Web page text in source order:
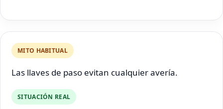
MITO HABITUAL
Las llaves de paso evitan cualquier avería.
SITUACIÓN REAL